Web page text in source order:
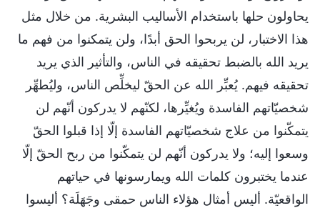
يحاولون حلها باستخدام الأساليب البشرية. من خلال مثل
هذا الاختبار، لن يربحوا الحق أبدًا، ولن يتمكنوا من فهم ما
يريد الله بالضبط تحقيقه في الناس، والتأثير الذي يريد
تحقيقه فيهم. يُعبِّر الله عن الحقّ ليخلِّص الناس، وليُطهِّر
شخصيّاتهم الفاسدة ويُغيِّرها، لكنّهم لا يدركون أنّهم لن
يتمكّنوا من علاج شخصيّاتهم الفاسدة إلّا إذا قبلوا الحقّ
وسعوا إليه؛ ولا يدركون أنّهم لن يتمكّنوا من ربح الحقّ إلّا
عندما يختبرون كلمات الله ويمارسونها في حياتهم
الواقعيّة. أليس أمثال هؤلاء الناس حمقى وجَهَلَة؟ أليسوا